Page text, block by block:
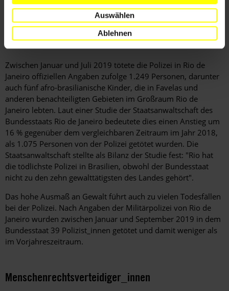
Auswählen
Ablehnen
Menschenrechtsverletzungen gekennzeichnet waren. Damit
einher ging ein Anstieg von Tötungen mutmaßlicher
Straftäter_innen, vor allem von Personen, die nach Ansicht
der Sicherheitskräfte am Drogenhandel beteiligt waren.
Zwischen Januar und Juli 2019 tötete die Polizei in Rio de
Janeiro offiziellen Angaben zufolge 1.249 Personen, darunter
auch fünf afro-brasilianische Kinder, die in Favelas und
anderen benachteiligten Gebieten im Großraum Rio de
Janeiro lebten. Laut einer Studie der Staatsanwaltschaft des
Bundesstaats Rio de Janeiro bedeutete dies einen Anstieg um
16 % gegenüber dem vergleichbaren Zeitraum im Jahr 2018,
als 1.075 Personen von der Polizei getötet wurden. Die
Staatsanwaltschaft stellte als Bilanz der Studie fest: "Rio hat
die tödlichste Polizei in Brasilien, obwohl der Bundesstaat
nicht zu den zehn gewalttätigsten des Landes gehört".
Das hohe Ausmaß an Gewalt führt auch zu vielen Todesfällen
bei der Polizei. Nach Angaben der Militärpolizei von Rio de
Janeiro wurden zwischen Januar und September 2019 in dem
Bundesstaat 39 Polizist_innen getötet und damit weniger als
im Vorjahreszeitraum.
Menschenrechtsverteidiger_innen